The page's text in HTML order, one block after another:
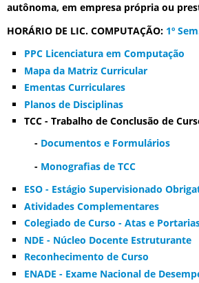
autônoma, em empresa própria ou
HORÁRIO DE LIC. COMPUTAÇÃO: 1º
PPC Licenciatura em Computação
Mapa da Matriz Curricular
Ementas Curriculares
Planos de Disciplinas
TCC - Trabalho de Conclusão de
- Documentos e Formulários
- Monografias de TCC
ESO - Estágio Supervisionado
Atividades Complementares
Colegiado de Curso - Atas e
NDE - Núcleo Docente Estruturante
Reconhecimento de Curso
ENADE - Exame Nacional de